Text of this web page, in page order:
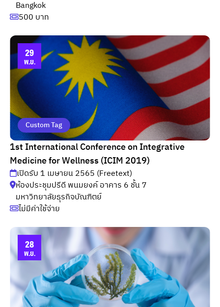
Bangkok
500 บาท
29
พ.ย.
Custom Tag
1st International Conference on Integrative
Medicine for Wellness (ICIM 2019)
เปิดรับ 1 เมษายน 2565 (Freetext)
ห้องประชุมปรีดี พนมยงค์ อาคาร 6 ชั้น 7
มหาวิทยาลัยธุรกิจบัณฑิตย์
ไม่มีค่าใช้จ่าย
28
พ.ย.